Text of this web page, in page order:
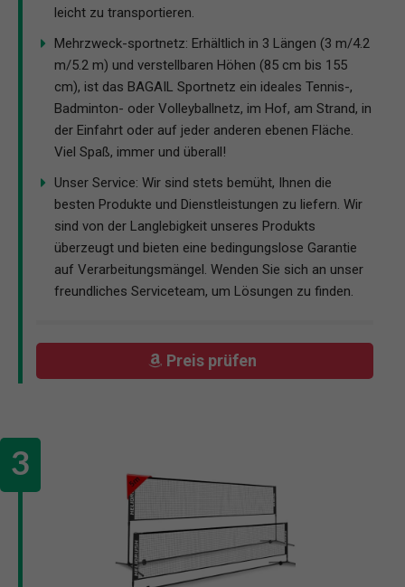
leicht zu transportieren.
Mehrzweck-sportnetz: Erhältlich in 3 Längen (3 m/4.2
m/5.2 m) und verstellbaren Höhen (85 cm bis 155
cm), ist das BAGAIL Sportnetz ein ideales Tennis-,
Badminton- oder Volleyballnetz, im Hof, am Strand, in
der Einfahrt oder auf jeder anderen ebenen Fläche.
Viel Spaß, immer und überall!
Unser Service: Wir sind stets bemüht, Ihnen die
besten Produkte und Dienstleistungen zu liefern. Wir
sind von der Langlebigkeit unseres Produkts
überzeugt und bieten eine bedingungslose Garantie
auf Verarbeitungsmängel. Wenden Sie sich an unser
freundliches Serviceteam, um Lösungen zu finden.
Preis prüfen